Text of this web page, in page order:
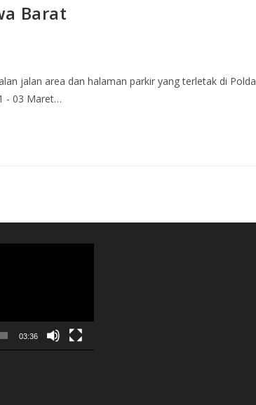
Barat
jalan area dan halaman parkir yang terletak di Polda
- 03 Maret…
03:36